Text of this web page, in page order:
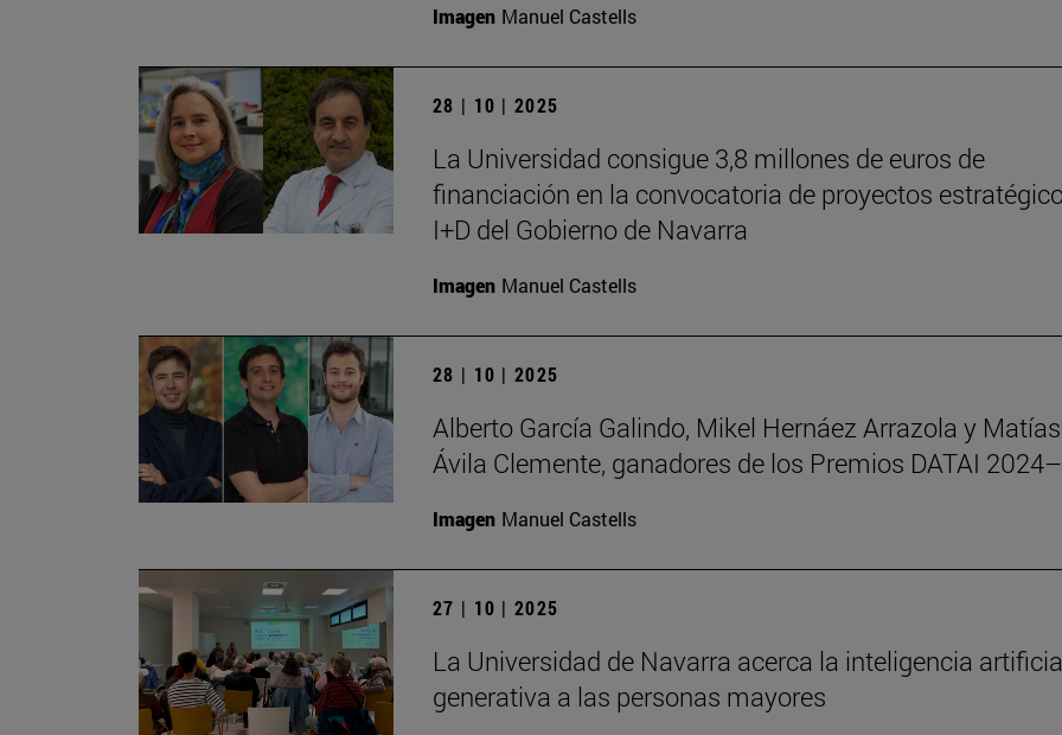
Imagen Manuel Castells
28 | 10 | 2025
La Universidad consigue 3,8 millones de euros de
financiación en la convocatoria de proyectos
I+D del Gobierno de Navarra
Imagen Manuel Castells
28 | 10 | 2025
Alberto García Galindo, Mikel Hernáez Arrazola y Matías
Ávila Clemente, ganadores de los Premios DATAI
Imagen Manuel Castells
27 | 10 | 2025
La Universidad de Navarra acerca la inteligencia
generativa a las personas mayores